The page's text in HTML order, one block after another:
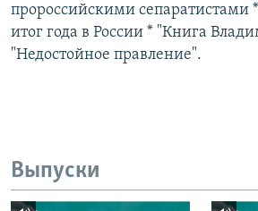
пророссийскими сепаратистами
итог года в России * "Книга
"Недостойное правление".
Выпуски